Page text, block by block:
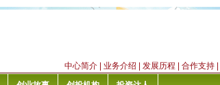
中心简介 业务介绍 发展历程 合作支持